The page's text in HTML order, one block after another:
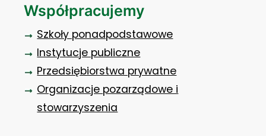
Współpracujemy
Szkoły ponadpodstawowe
Instytucje publiczne
Przedsiębiorstwa prywatne
Organizacje pozarządowe i
stowarzyszenia